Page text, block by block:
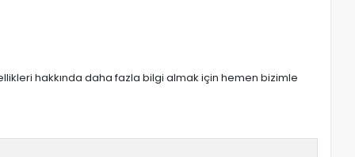
hakkında daha fazla bilgi almak için hemen bizimle